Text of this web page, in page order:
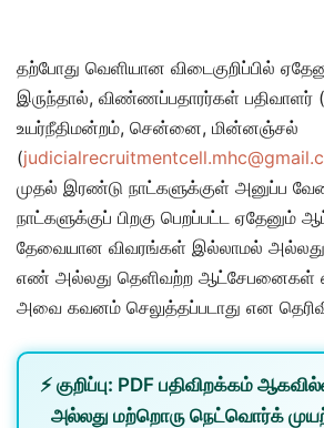
தற்போது வெளியான விடைகுறிப்பில்
இருந்தால், விண்ணப்பதாரர்கள் பதிவாளர்
உயர்நீதிமன்றம், சென்னை, மின்னஞ்சல்
(
முதல் இரண்டு நாட்களுக்குள் அனுப்ப
நாட்களுக்குப் பிறகு பெறப்பட்ட
தேவையான விவரங்கள் இல்லாமல்
எண் அல்லது தெளிவற்ற ஆட்சேபனைகள்
அவை கவனம் செலுத்தப்படாது என
⚡ குறிப்பு: PDF பதிவிறக்கம்
அல்லது மற்றொரு நெட்வொர்க்